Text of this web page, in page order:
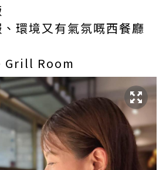
環境又有氣氛嘅西餐廳
Grill Room